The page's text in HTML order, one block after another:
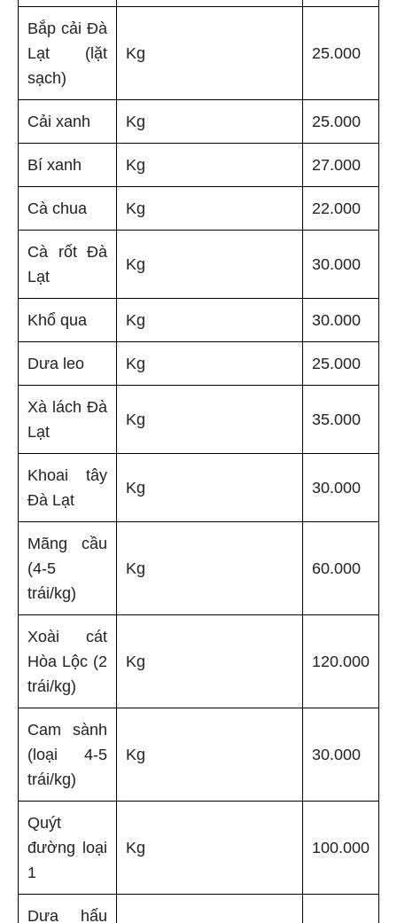
Bắp cải Đà
Lạt (lặt
sạch)
Kg 25.000
Cải xanh Kg 25.000
Bí xanh Kg 27.000
Cà chua Kg 22.000
Cà rốt Đà
Lạt
Kg 30.000
Khổ qua Kg 30.000
Dưa leo Kg 25.000
Xà lách Đà
Lạt
Kg 35.000
Khoai tây
Đà Lạt
Kg 30.000
Mãng cầu
(4-5
trái/kg)
Kg 60.000
Xoài cát
Hòa Lộc (2
trái/kg)
Kg 120.000
Cam sành
(loại 4-5
trái/kg)
Kg 30.000
Quýt
đường loại
1
Kg 100.000
Dưa hấu